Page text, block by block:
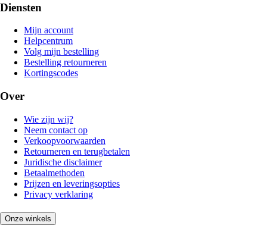
Diensten
Mijn account
Helpcentrum
Volg mijn bestelling
Bestelling retourneren
Kortingscodes
Over
Wie zijn wij?
Neem contact op
Verkoopvoorwaarden
Retourneren en terugbetalen
Juridische disclaimer
Betaalmethoden
Prijzen en leveringsopties
Privacy verklaring
Onze winkels